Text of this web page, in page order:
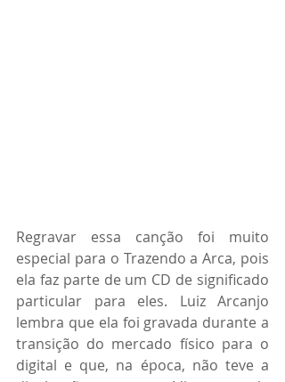
Regravar essa canção foi muito
especial para o Trazendo a Arca, pois
ela faz parte de um CD de significado
particular para eles. Luiz Arcanjo
lembra que ela foi gravada durante a
transição do mercado físico para o
digital e que, na época, não teve a